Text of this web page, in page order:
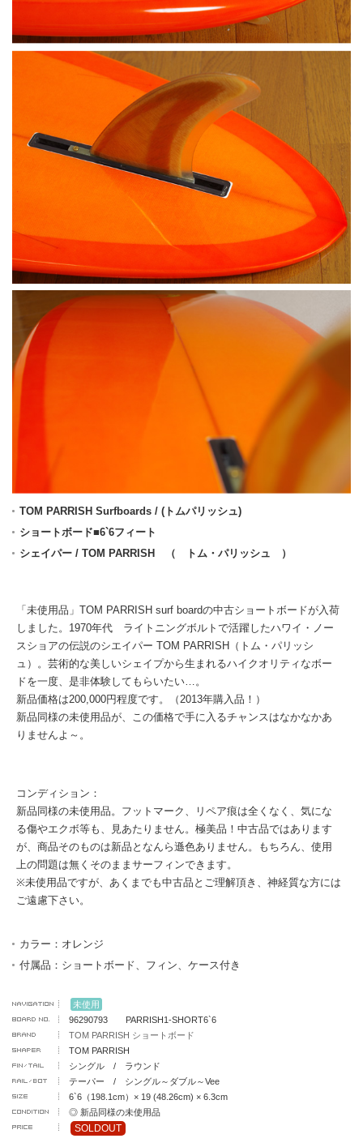
TOM PARRISH Surfboards / (トムパリッシュ)
ショートボード■6`6フィート
シェイパー / TOM PARRISH （ トム・パリッシュ ）
「未使用品」TOM PARRISH surf boardの中古ショートボードが入荷
しました。1970年代 ライトニングボルトで活躍したハワイ・ノー
スショアの伝説のシエイパー TOM PARRISH（トム・パリッシ
ュ）。芸術的な美しいシェイプから生まれるハイクオリティなボー
ドを一度、是非体験してもらいたい…。
新品価格は200,000円程度です。（2013年購入品！）
新品同様の未使用品が、この価格で手に入るチャンスはなかなかあ
りませんよ～。
コンディション：
新品同様の未使用品。フットマーク、リペア痕は全くなく、気にな
る傷やエクボ等も、見あたりません。極美品！中古品ではあります
が、商品そのものは新品となんら遜色ありません。もちろん、使用
上の問題は無くそのままサーフィンできます。
※未使用品ですが、あくまでも中古品とご理解頂き、神経質な方には
ご遠慮下さい。
カラー：オレンジ
付属品：ショートボード、フィン、ケース付き
未使用
96290793 PARRISH1-SHORT6`6
TOM PARRISH ショートボード
TOM PARRISH
シングル / ラウンド
テーパー / シングル～ダブル～Vee
6`6（198.1cm）× 19 (48.26cm) × 6.3cm
◎ 新品同様の未使用品
SOLDOUT